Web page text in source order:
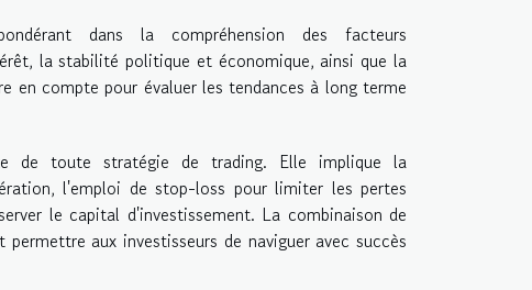
dans la compréhension des facteurs
la stabilité politique et économique, ainsi que la
en compte pour évaluer les tendances à long terme
de toute stratégie de trading. Elle implique la
l'emploi de stop-loss pour limiter les pertes
le capital d'investissement. La combinaison de
aux investisseurs de naviguer avec succès